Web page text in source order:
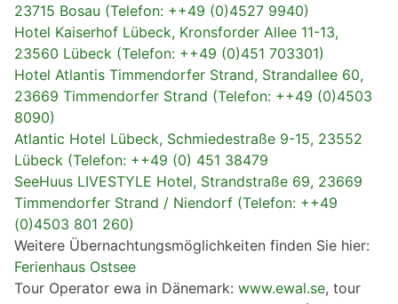
23715 Bosau (Telefon: ++49 (0)4527 9940)
Hotel Kaiserhof Lübeck, Kronsforder Allee 11-13,
23560 Lübeck (Telefon: ++49 (0)451 703301)
Hotel Atlantis Timmendorfer Strand, Strandallee 60,
23669 Timmendorfer Strand (Telefon: ++49 (0)4503
8090)
Atlantic Hotel Lübeck, Schmiedestraße 9-15, 23552
Lübeck (Telefon: ++49 (0) 451 38479
SeeHuus LIVESTYLE Hotel, Strandstraße 69, 23669
Timmendorfer Strand / Niendorf (Telefon: ++49
(0)4503 801 260)
Weitere Übernachtungsmöglichkeiten finden Sie hier:
Ferienhaus Ostsee
Tour Operator ewa in Dänemark: www.ewal.se, tour